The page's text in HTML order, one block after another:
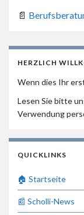
📄
HERZLICH
Wenn dies Ihr
Lesen Sie bitte
Verwendung
QUICKLINKS
🏠 Startseite
📰 Scholli-News